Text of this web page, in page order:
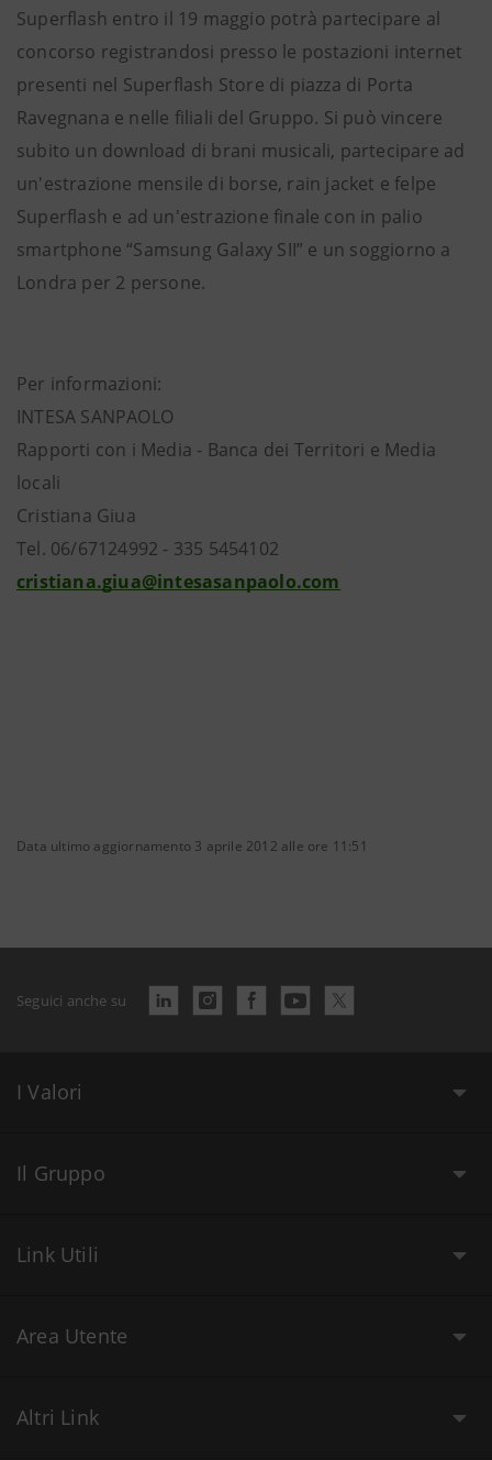
Superflash entro il 19 maggio potrà partecipare al
concorso registrandosi presso le postazioni internet
presenti nel Superflash Store di piazza di Porta
Ravegnana e nelle filiali del Gruppo. Si può vincere
subito un download di brani musicali, partecipare ad
un'estrazione mensile di borse, rain jacket e felpe
Superflash e ad un'estrazione finale con in palio
smartphone “Samsung Galaxy SII” e un soggiorno a
Londra per 2 persone.
Per informazioni:
INTESA SANPAOLO
Rapporti con i Media - Banca dei Territori e Media
locali
Cristiana Giua
Tel. 06/67124992 - 335 5454102
cristiana.giua@intesasanpaolo.com
Data ultimo aggiornamento 3 aprile 2012 alle ore 11:51
Seguici anche su
I Valori
Il Gruppo
Link Utili
Area Utente
Altri Link